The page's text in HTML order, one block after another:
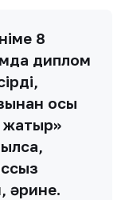
8
диплом
осы
жатыр»
әрине.